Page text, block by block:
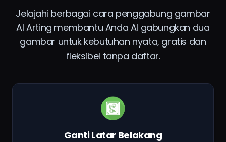
Jelajahi berbagai cara penggabung gambar
AI Arting membantu Anda AI gabungkan dua
gambar untuk kebutuhan nyata, gratis dan
fleksibel tanpa daftar.
Ganti Latar Belakang